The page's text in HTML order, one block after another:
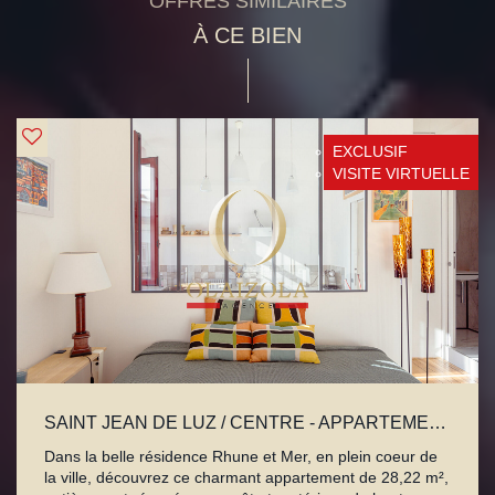
À CE BIEN
EXCLUSIF
VISITE VIRTUELLE
SAINT JEAN DE LUZ / CENTRE - APPARTEMENT RÉNOVÉ AVEC BALCON
Dans la belle résidence Rhune et Mer, en plein coeur de
la ville, découvrez ce charmant appartement de 28,22 m²,